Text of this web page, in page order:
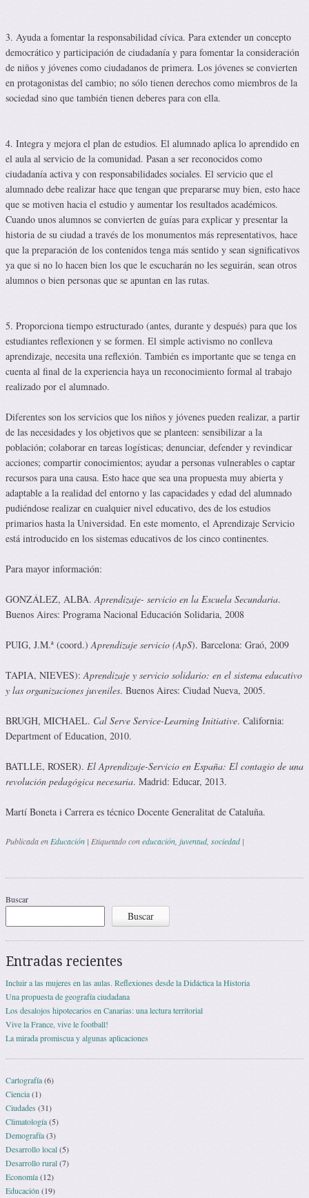
3. Ayuda a fomentar la responsabilidad cívica. Para extender un concepto
democrático y participación de ciudadanía y para fomentar la consideración
de niños y jóvenes como ciudadanos de primera. Los jóvenes se convierten
en protagonistas del cambio; no sólo tienen derechos como miembros de la
sociedad sino que también tienen deberes para con ella.
4. Integra y mejora el plan de estudios. El alumnado aplica lo aprendido en
el aula al servicio de la comunidad. Pasan a ser reconocidos como
ciudadanía activa y con responsabilidades sociales. El servicio que el
alumnado debe realizar hace que tengan que prepararse muy bien, esto hace
que se motiven hacia el estudio y aumentar los resultados académicos.
Cuando unos alumnos se convierten de guías para explicar y presentar la
historia de su ciudad a través de los monumentos más representativos, hace
que la preparación de los contenidos tenga más sentido y sean significativos
ya que si no lo hacen bien los que le escucharán no les seguirán, sean otros
alumnos o bien personas que se apuntan en las rutas.
5. Proporciona tiempo estructurado (antes, durante y después) para que los
estudiantes reflexionen y se formen. El simple activismo no conlleva
aprendizaje, necesita una reflexión. También es importante que se tenga en
cuenta al final de la experiencia haya un reconocimiento formal al trabajo
realizado por el alumnado.
Diferentes son los servicios que los niños y jóvenes pueden realizar, a partir
de las necesidades y los objetivos que se planteen: sensibilizar a la
población; colaborar en tareas logísticas; denunciar, defender y revindicar
acciones; compartir conocimientos; ayudar a personas vulnerables o captar
recursos para una causa. Esto hace que sea una propuesta muy abierta y
adaptable a la realidad del entorno y las capacidades y edad del alumnado
pudiéndose realizar en cualquier nivel educativo, des de los estudios
primarios hasta la Universidad. En este momento, el Aprendizaje Servicio
está introducido en los sistemas educativos de los cinco continentes.
Para mayor información:
GONZÁLEZ, ALBA.Aprendizaje- servicio en la Escuela Secundaria.
Buenos Aires: Programa Nacional Educación Solidaria, 2008
PUIG, J.M.ª (coord.)Aprendizaje servicio (ApS). Barcelona: Graó, 2009
TAPIA, NIEVES):Aprendizaje y servicio solidario: en el sistema educativo
y las organizaciones juveniles. Buenos Aires: Ciudad Nueva, 2005.
BRUGH, MICHAEL. Cal Serve Service-Learning Initiative. California:
Department of Education, 2010.
BATLLE, ROSER). El Aprendizaje-Servicio en España: El contagio de una
revolución pedagógica necesaria. Madrid: Educar, 2013.
Martí Boneta i Carrera es técnico Docente Generalitat de Cataluña.
Publicada enEducación | Etiquetado coneducación, juventud, sociedad |
Navegación de entradas
Buscar
Buscar
Entradas recientes
Incluir a las mujeres en las aulas. Reflexiones desde la Didáctica la Historia
Una propuesta de geografía ciudadana
Los desalojos hipotecarios en Canarias: una lectura territorial
Vive la France, vive le football!
La mirada promiscua y algunas aplicaciones
Cartografía(6)
Ciencia(1)
Ciudades (31)
Climatología(5)
Demografía(3)
Desarrollo local(5)
Desarrollo rural(7)
Economía(12)
Educación(19)